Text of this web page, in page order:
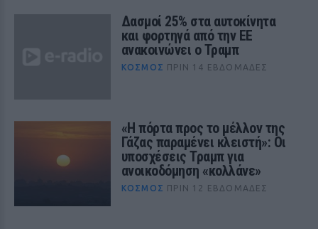
Δασμοί 25% στα αυτοκίνητα
και φορτηγά από την ΕΕ
ανακοινώνει ο Τραμπ
ΚΌΣΜΟΣ ΠΡΙΝ 14 ΕΒΔΟΜΆΔΕΣ
«Η πόρτα προς το μέλλον της
Γάζας παραμένει κλειστή»: Οι
υποσχέσεις Τραμπ για
ανοικοδόμηση «κολλάνε»
ΚΌΣΜΟΣ ΠΡΙΝ 12 ΕΒΔΟΜΆΔΕΣ